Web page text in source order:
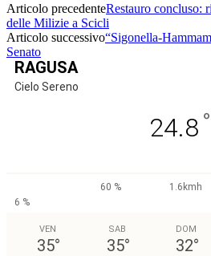
Articolo precedenteRestauro concluso:
delle Milizie a Scicli
Articolo successivo“Sigonella-
Senato
RAGUSA
Cielo Sereno
24.8 °
60 %
1.6kmh
6 %
VEN
35°
SAB
35°
DOM
32°